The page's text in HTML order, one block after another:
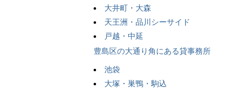
大井町・大森
天王洲・品川シーサイド
戸越・中延
豊島区の大通り角にある貸事務所
池袋
大塚・巣鴨・駒込